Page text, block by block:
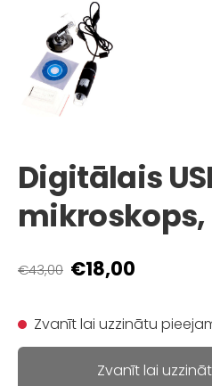
Digitālais
€43,00 €18,00
Zvanīt lai uzzinātu
Zvanīt lai